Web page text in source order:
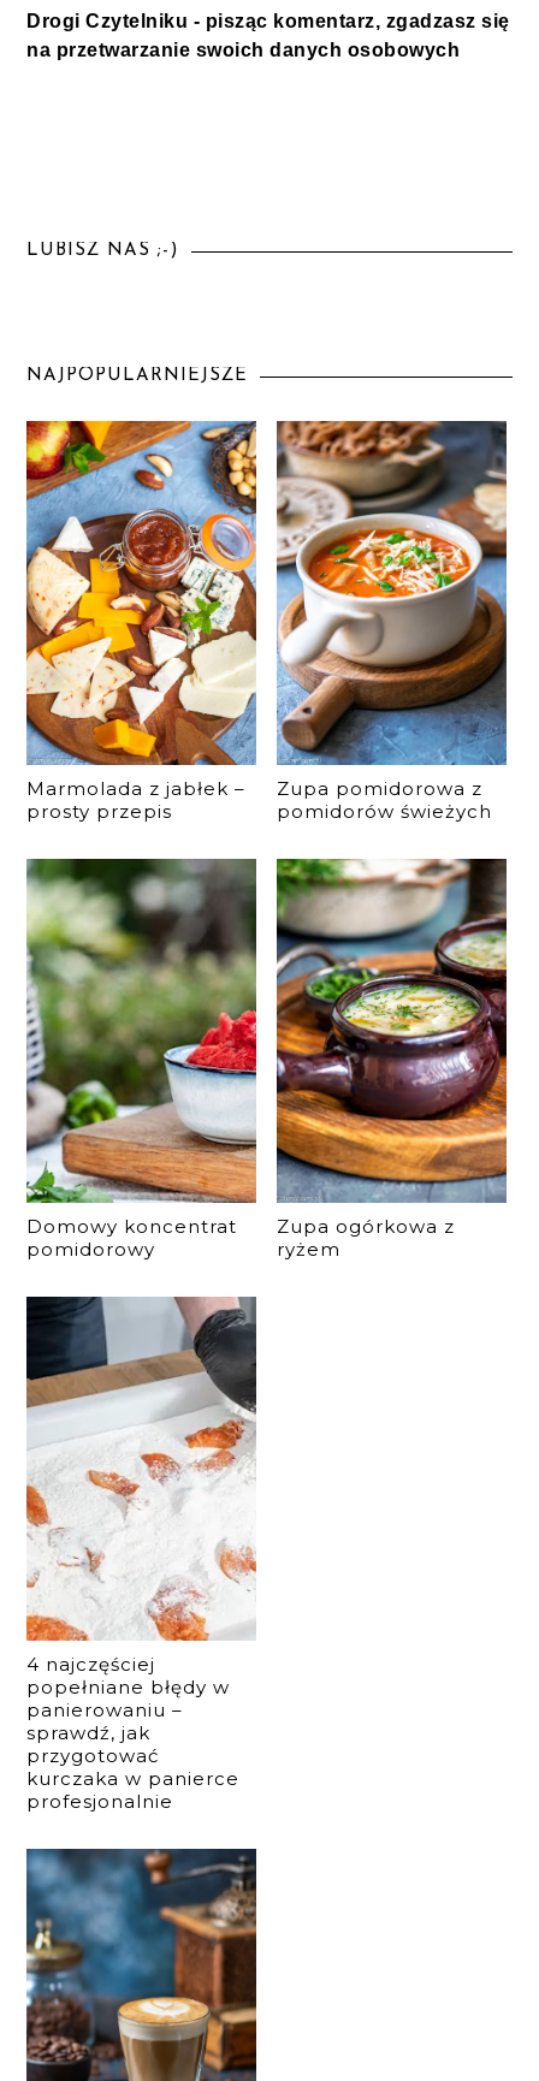
Drogi Czytelniku - pisząc komentarz, zgadzasz się
na przetwarzanie swoich danych osobowych
LUBISZ NAS ;-)
NAJPOPULARNIEJSZE
Marmolada z jabłek –
prosty przepis
Zupa pomidorowa z
pomidorów świeżych
Domowy koncentrat
pomidorowy
Zupa ogórkowa z
ryżem
4 najczęściej
popełniane błędy w
panierowaniu –
sprawdź, jak
przygotować
kurczaka w panierce
profesjonalnie